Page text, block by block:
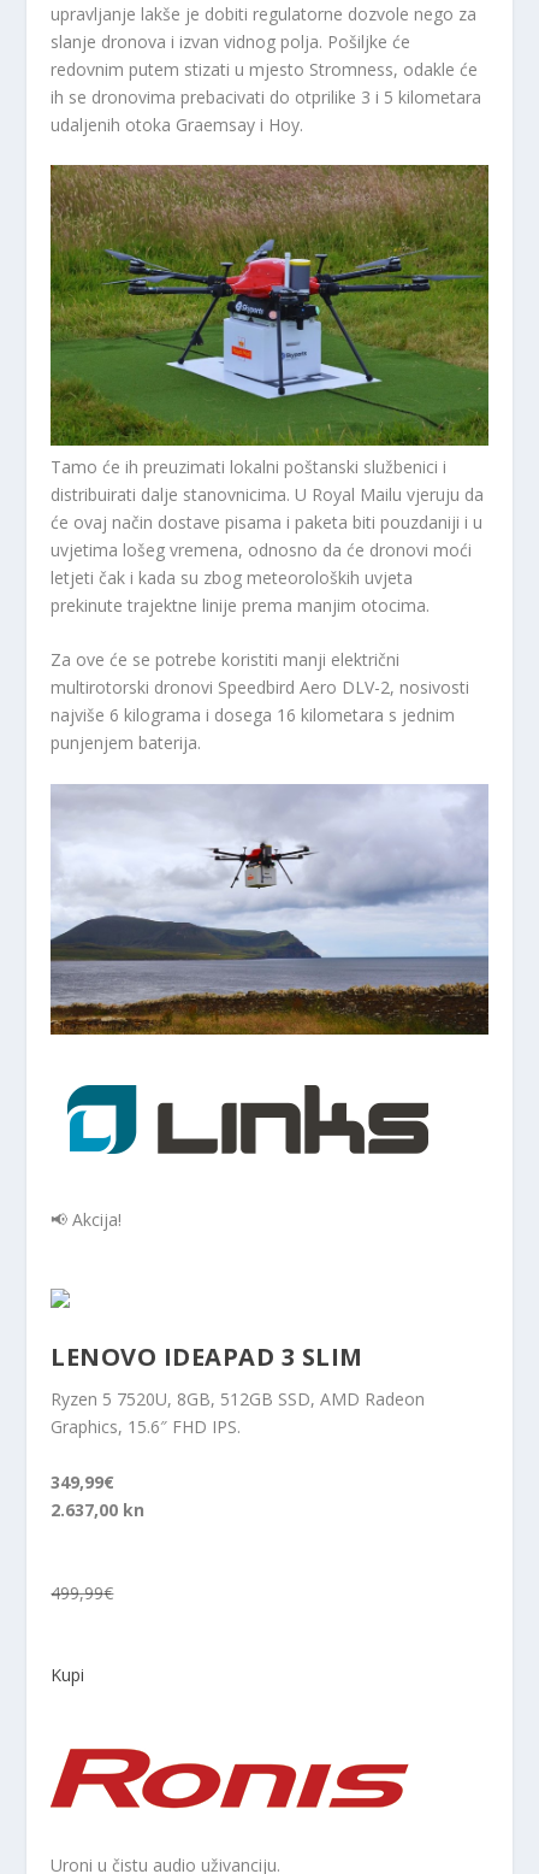
upravljanje lakše je dobiti regulatorne dozvole nego za
slanje dronova i izvan vidnog polja. Pošiljke će
redovnim putem stizati u mjesto Stromness, odakle će
ih se dronovima prebacivati do otprilike 3 i 5 kilometara
udaljenih otoka Graemsay i Hoy.
Tamo će ih preuzimati lokalni poštanski službenici i
distribuirati dalje stanovnicima. U Royal Mailu vjeruju da
će ovaj način dostave pisama i paketa biti pouzdaniji i u
uvjetima lošeg vremena, odnosno da će dronovi moći
letjeti čak i kada su zbog meteoroloških uvjeta
prekinute trajektne linije prema manjim otocima.
Za ove će se potrebe koristiti manji električni
multirotorski dronovi Speedbird Aero DLV-2, nosivosti
najviše 6 kilograma i dosega 16 kilometara s jednim
punjenjem baterija.
📢 Akcija!
LENOVO IDEAPAD 3 SLIM
Ryzen 5 7520U, 8GB, 512GB SSD, AMD Radeon
Graphics, 15.6″ FHD IPS.
349,99€
2.637,00 kn
499,99€
Kupi
Uroni u čistu audio uživanciju.